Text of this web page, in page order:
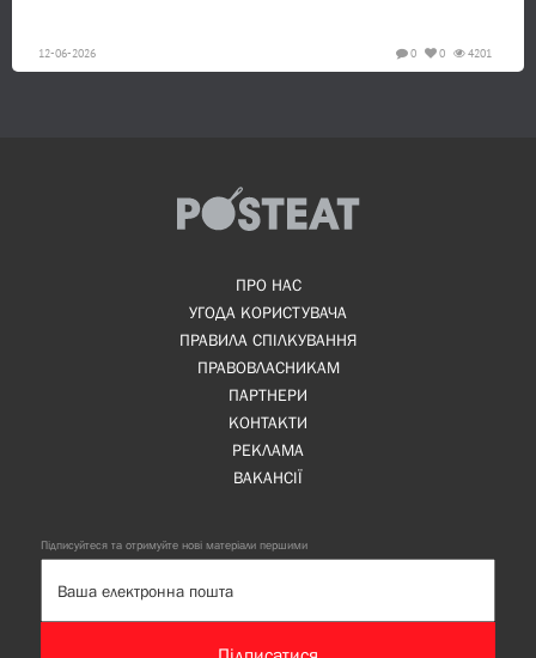
12-06-2026 4201
0
0
ПРО НАС
УГОДА КОРИСТУВАЧА
ПРАВИЛА СПІЛКУВАННЯ
ПРАВОВЛАСНИКАМ
ПАРТНЕРИ
КОНТАКТИ
РЕКЛАМА
ВАКАНСІЇ
Підписуйтеся та отримуйте нові матеріали першими